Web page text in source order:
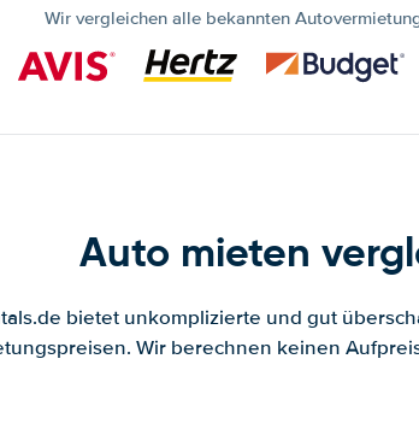
Wir vergleichen alle bekannten
Auto mieten
bietet unkomplizierte und gut
Wir berechnen keinen